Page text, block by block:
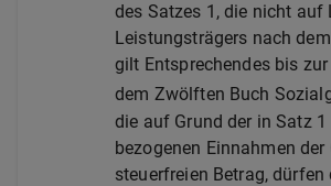
des Satzes 1, die nicht auf
Leistungsträgers nach
gilt Entsprechendes bis
dem Zwölften Buch
die auf Grund der in Satz
bezogenen Einnahmen
steuerfreien Betrag,